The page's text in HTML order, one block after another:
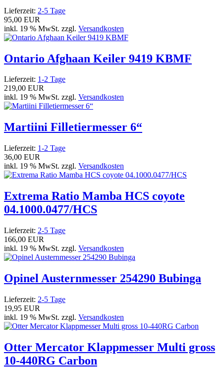
Lieferzeit: 2-5 Tage
95,00 EUR
inkl. 19 % MwSt. zzgl. Versandkosten
Ontario Afghaan Keiler 9419 KBMF
Lieferzeit: 1-2 Tage
219,00 EUR
inkl. 19 % MwSt. zzgl. Versandkosten
Martiini Filletiermesser 6“
Lieferzeit: 1-2 Tage
36,00 EUR
inkl. 19 % MwSt. zzgl. Versandkosten
Extrema Ratio Mamba HCS coyote
04.1000.0477/HCS
Lieferzeit: 2-5 Tage
166,00 EUR
inkl. 19 % MwSt. zzgl. Versandkosten
Opinel Austernmesser 254290 Bubinga
Lieferzeit: 2-5 Tage
19,95 EUR
inkl. 19 % MwSt. zzgl. Versandkosten
Otter Mercator Klappmesser Multi gross
10-440RG Carbon